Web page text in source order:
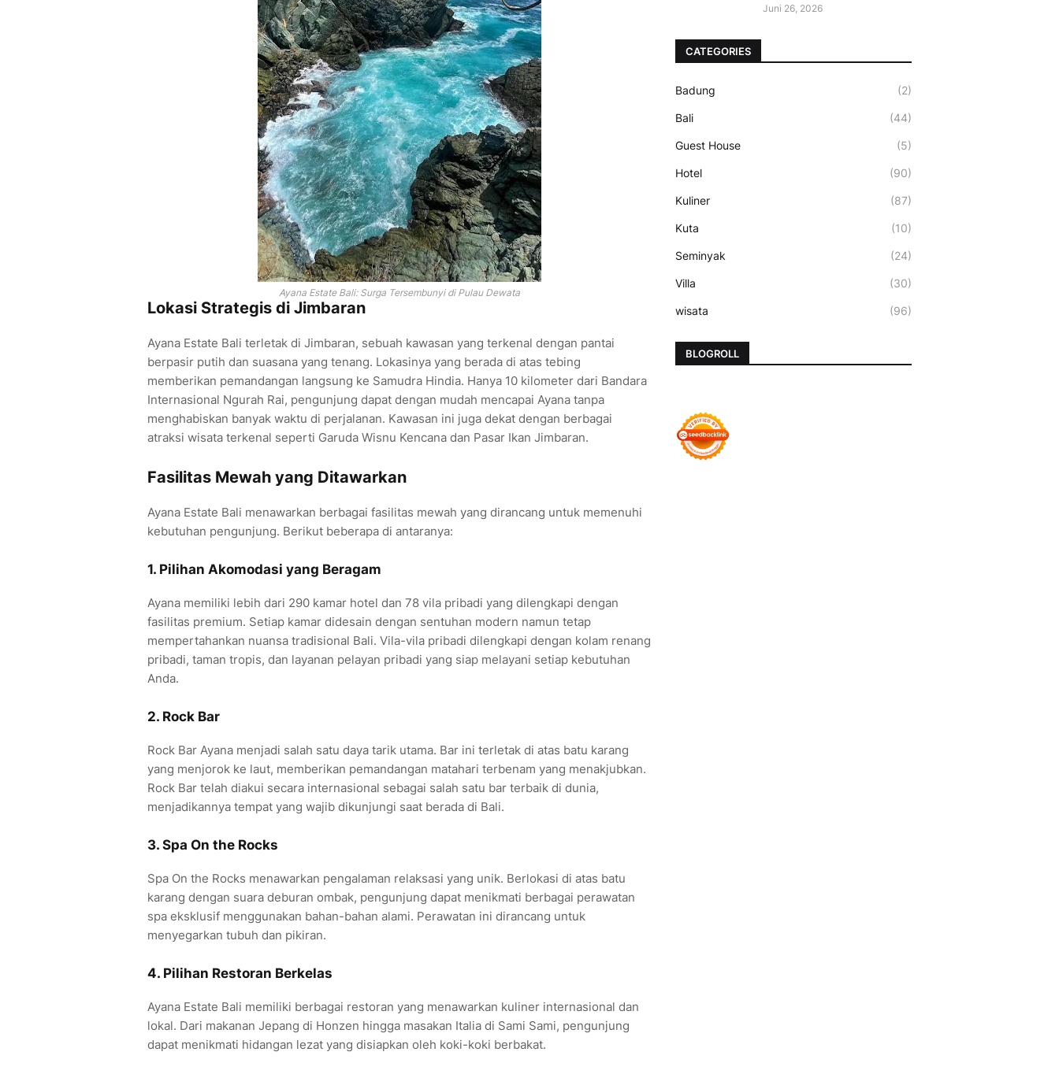
Ayana Estate Bali: Surga Tersembunyi di Pulau Dewata
Lokasi Strategis di Jimbaran
Ayana Estate Bali terletak di Jimbaran, sebuah kawasan yang terkenal dengan pantai
berpasir putih dan suasana yang tenang. Lokasinya yang berada di atas tebing
memberikan pemandangan langsung ke Samudra Hindia. Hanya 10 kilometer dari Bandara
Internasional Ngurah Rai, pengunjung dapat dengan mudah mencapai Ayana tanpa
menghabiskan banyak waktu di perjalanan. Kawasan ini juga dekat dengan berbagai
atraksi wisata terkenal seperti Garuda Wisnu Kencana dan Pasar Ikan Jimbaran.
Fasilitas Mewah yang Ditawarkan
Ayana Estate Bali menawarkan berbagai fasilitas mewah yang dirancang untuk memenuhi
kebutuhan pengunjung. Berikut beberapa di antaranya:
1. Pilihan Akomodasi yang Beragam
Ayana memiliki lebih dari 290 kamar hotel dan 78 vila pribadi yang dilengkapi dengan
fasilitas premium. Setiap kamar didesain dengan sentuhan modern namun tetap
mempertahankan nuansa tradisional Bali. Vila-vila pribadi dilengkapi dengan kolam renang
pribadi, taman tropis, dan layanan pelayan pribadi yang siap melayani setiap kebutuhan
Anda.
2. Rock Bar
Rock Bar Ayana menjadi salah satu daya tarik utama. Bar ini terletak di atas batu karang
yang menjorok ke laut, memberikan pemandangan matahari terbenam yang menakjubkan.
Rock Bar telah diakui secara internasional sebagai salah satu bar terbaik di dunia,
menjadikannya tempat yang wajib dikunjungi saat berada di Bali.
3. Spa On the Rocks
Spa On the Rocks menawarkan pengalaman relaksasi yang unik. Berlokasi di atas batu
karang dengan suara deburan ombak, pengunjung dapat menikmati berbagai perawatan
spa eksklusif menggunakan bahan-bahan alami. Perawatan ini dirancang untuk
menyegarkan tubuh dan pikiran.
4. Pilihan Restoran Berkelas
Ayana Estate Bali memiliki berbagai restoran yang menawarkan kuliner internasional dan
lokal. Dari makanan Jepang di Honzen hingga masakan Italia di Sami Sami, pengunjung
dapat menikmati hidangan lezat yang disiapkan oleh koki-koki berbakat.
Juni 26, 2026
CATEGORIES
Badung (2)
Bali (44)
Guest House (5)
Hotel (90)
Kuliner (87)
Kuta (10)
Seminyak (24)
Villa (30)
wisata (96)
BLOGROLL